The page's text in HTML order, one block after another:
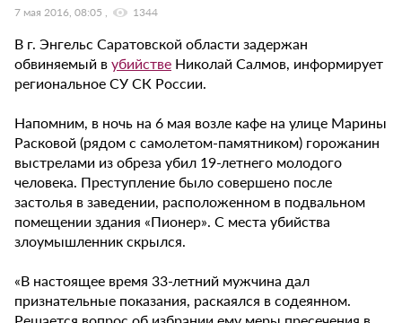
7 мая 2016, 08:05 1344
В г. Энгельс Саратовской области задержан
обвиняемый вубийстве Николай Салмов, информирует
региональное СУ СК России.
Напомним, в ночь на 6 мая возле кафе на улице Марины
Расковой (рядом с самолетом-памятником) горожанин
выстрелами из обреза убил 19-летнего молодого
человека. Преступление было совершено после
застолья в заведении, расположенном в подвальном
помещении здания «Пионер». С места убийства
злоумышленник скрылся.
«В настоящее время 33-летний мужчина дал
признательные показания, раскаялся в содеянном.